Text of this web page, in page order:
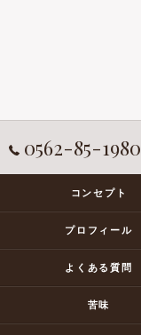
0562-85-1980
コンセプト
プロフィール
よくある質問
苦味